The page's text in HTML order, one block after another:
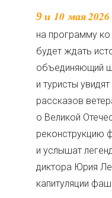
9 и 10 мая 2026 года ВДНХ приглашает
на программу
будет ждать
объединяющий
и туристы
рассказов
о Великой
реконструкцию
и услышат
диктора Юрия
капитуляции